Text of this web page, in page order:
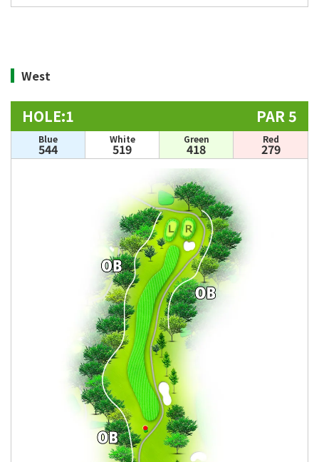
West
HOLE:1 PAR 5
Blue
544
White
519
Green
418
Red
279